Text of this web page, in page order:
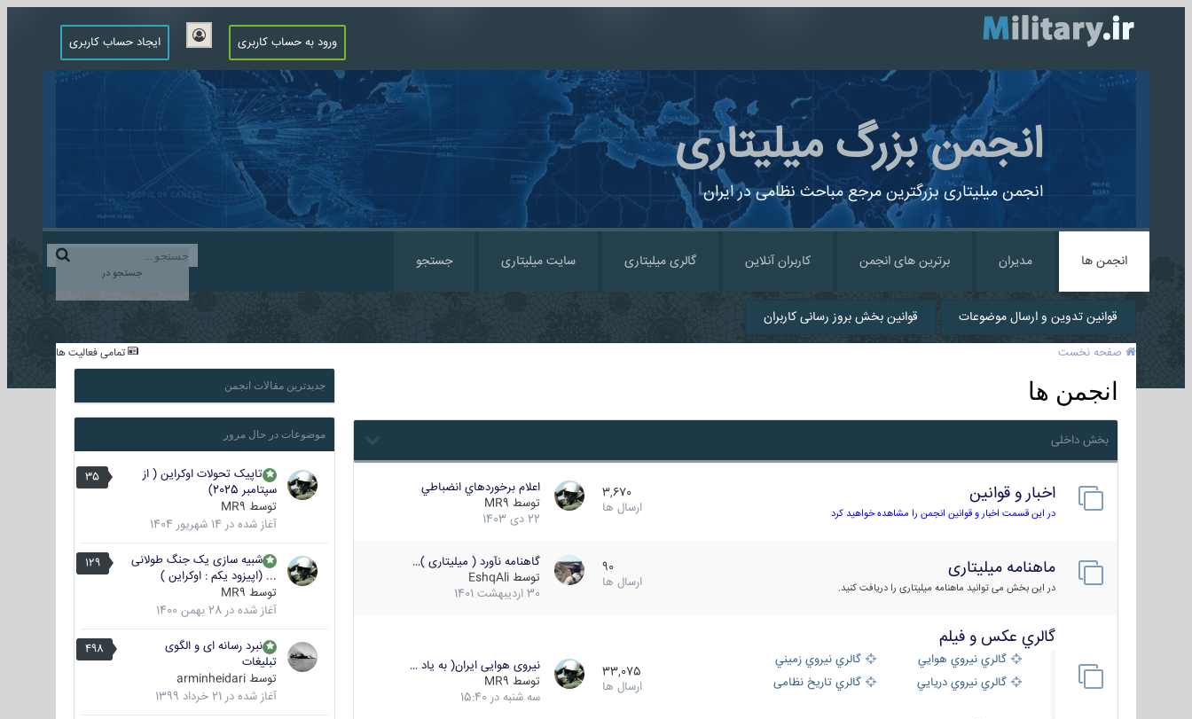
ورود به حساب کاربری ایجاد حساب کاربری
انجمن بزرگ میلیتاری
انجمن میلیتاری بزرگترین مرجع مباحث نظامی در ایران
جستجو در
انجمن ها مدیران برترین های انجمن کاربران آنلاین گالری میلیتاری سایت میلیتاری جستجو
قوانین تدوین و ارسال موضوعات قوانین بخش بروز رسانی کاربران
تمامی فعالیت ها صفحه نخست
انجمن ها
بخش داخلی
اخبار و قوانین
در این قسمت اخبار و قوانین انجمن را مشاهده خواهید کرد
3,670
ارسال ها
اعلام برخوردهاي انضباطي
توسط MR9
22 دی 1403
ماهنامه میلیتاری
در این بخش می توانید ماهنامه میلیتاری را دریافت کنید.
90
ارسال ها
گاهنامه نآورد ( میلیتاری )…
توسط EshqAli
30 اردیبهشت 1401
گالري عكس و فيلم
گالري نيروي هوايي
گالري نيروي زميني
گالري نيروي دريايي
گالري تاریخ نظامی
33,075
ارسال ها
نیروی هوایی ایران( به یاد …
توسط MR9
سه شنبه در 15:40
جدیدترین مقالات انجمن
موضوعات در حال مرور
35
تاپیک تحولات اوکراین ( از
سپتامبر 2025)
توسط MR9
آغاز شده در 14 شهریور 1404
129
شبیه سازی یک جنگ طولانی
... (اپیزود یکم : اوکراین )
توسط MR9
آغاز شده در 28 بهمن 1400
498
نبرد رسانه ای و الگوی
تبلیغات
توسط arminheidari
آغاز شده در 21 خرداد 1399